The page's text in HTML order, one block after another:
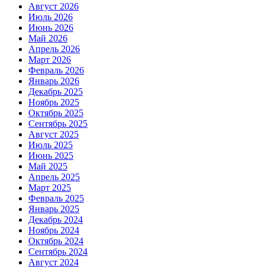
Август 2026
Июль 2026
Июнь 2026
Май 2026
Апрель 2026
Март 2026
Февраль 2026
Январь 2026
Декабрь 2025
Ноябрь 2025
Октябрь 2025
Сентябрь 2025
Август 2025
Июль 2025
Июнь 2025
Май 2025
Апрель 2025
Март 2025
Февраль 2025
Январь 2025
Декабрь 2024
Ноябрь 2024
Октябрь 2024
Сентябрь 2024
Август 2024